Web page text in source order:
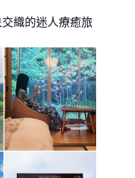
織的迷人療癒旅